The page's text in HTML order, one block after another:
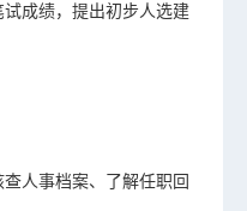
成绩，提出初步人选建
人事档案、了解任职回